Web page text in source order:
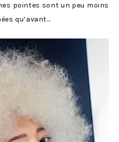
pointes sont un peu moins
qu’avant…